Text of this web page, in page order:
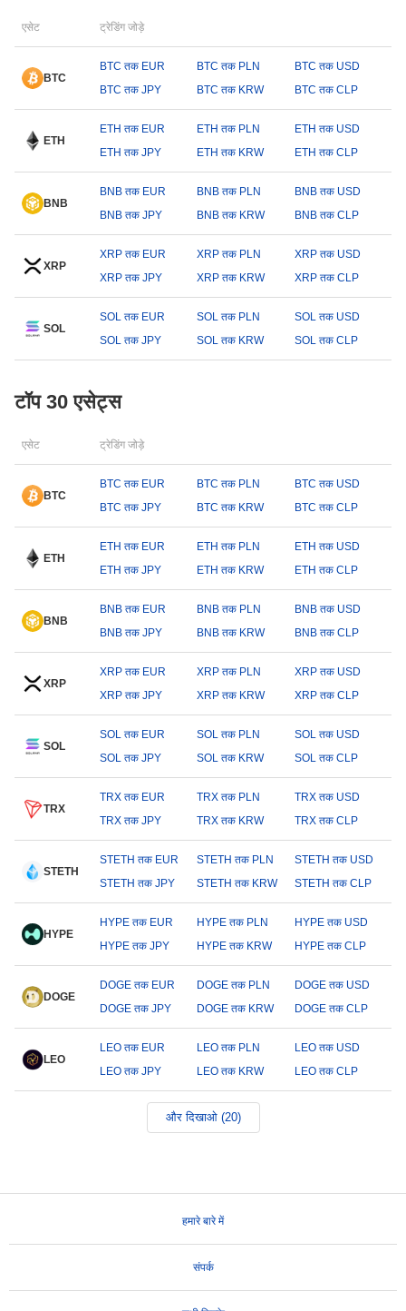
एसेट ट्रेडिंग जोड़े
BTC
BTC तक EUR BTC तक PLN
BTC तक USD
BTC तक JPY
BTC तक KRW BTC तक CLP
ETH
ETH तक EUR ETH तक PLN
ETH तक USD
ETH तक JPY
ETH तक KRW ETH तक CLP
BNB
BNB तक EUR BNB तक PLN
BNB तक USD
BNB तक JPY
BNB तक KRW BNB तक CLP
XRP
XRP तक EUR XRP तक PLN
XRP तक USD
XRP तक JPY
XRP तक KRW XRP तक CLP
SOL
SOL तक EUR SOL तक PLN
SOL तक USD
SOL तक JPY
SOL तक KRW SOL तक CLP
टॉप 30 एसेट्स
एसेट ट्रेडिंग जोड़े
BTC
BTC तक EUR BTC तक PLN
BTC तक USD
BTC तक JPY
BTC तक KRW BTC तक CLP
ETH
ETH तक EUR ETH तक PLN
ETH तक USD
ETH तक JPY
ETH तक KRW ETH तक CLP
BNB
BNB तक EUR BNB तक PLN
BNB तक USD
BNB तक JPY
BNB तक KRW BNB तक CLP
XRP
XRP तक EUR XRP तक PLN
XRP तक USD
XRP तक JPY
XRP तक KRW XRP तक CLP
SOL
SOL तक EUR SOL तक PLN
SOL तक USD
SOL तक JPY
SOL तक KRW SOL तक CLP
TRX
TRX तक EUR TRX तक PLN
TRX तक USD
TRX तक JPY
TRX तक KRW TRX तक CLP
STETH
STETH तक EUR STETH तक PLN
STETH तक USD
STETH तक JPY
STETH तक KRW STETH तक CLP
HYPE
HYPE तक EUR HYPE तक PLN
HYPE तक USD
HYPE तक JPY
HYPE तक KRW HYPE तक CLP
DOGE
DOGE तक EUR DOGE तक PLN
DOGE तक USD
DOGE तक JPY
DOGE तक KRW DOGE तक CLP
LEO
LEO तक EUR LEO तक PLN
LEO तक USD
LEO तक JPY
LEO तक KRW LEO तक CLP
और दिखाओ (20)
हमारे बारे में
संपर्क